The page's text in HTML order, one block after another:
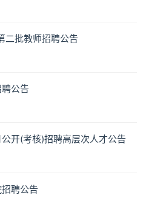
二批教师招聘公告
公告
开(考核)招聘高层次人才公告
聘公告